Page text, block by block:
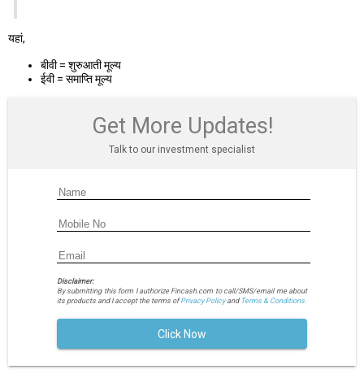
यहां,
बीवी = शुरुआती मूल्य
ईवी = समाप्ति मूल्य
Get More Updates!
Talk to our investment specialist
Disclaimer:
By submitting this form I authorize Fincash.com to call/SMS/email me about
its products and I accept the terms ofPrivacy Policyand Terms & Conditions.
Click Now